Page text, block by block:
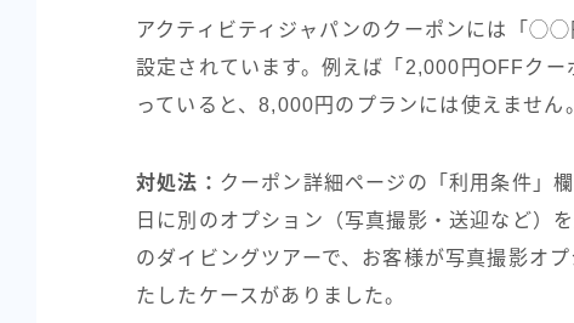
アクティビティジャパンのクーポンには「
設定されています。例えば「2,000円OFFク
っていると、8,000円のプランには使えません
対処法： クーポン詳細ページの「利用条件」
日に別のオプション（写真撮影・送迎など）
のダイビングツアーで、お客様が写真撮影オ
たしたケースがありました。